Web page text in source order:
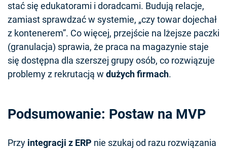
stać się edukatorami i doradcami. Budują relacje,
zamiast sprawdzać w systemie, „czy towar dojechał
z kontenerem”. Co więcej, przejście na lżejsze paczki
(granulacja) sprawia, że praca na magazynie staje
się dostępna dla szerszej grupy osób, co rozwiązuje
problemy z rekrutacją w dużych firmach.
Podsumowanie: Postaw na MVP
Przy integracji z ERP nie szukaj od razu rozwiązania